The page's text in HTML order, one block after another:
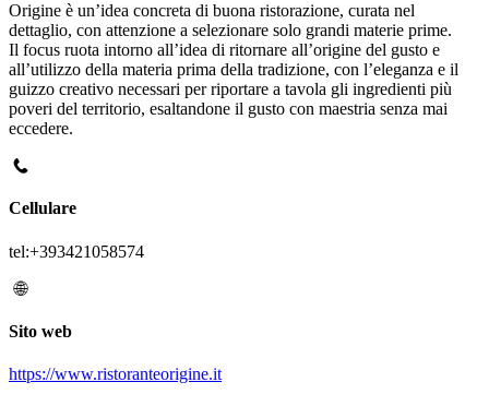
Origine è un’idea concreta di buona ristorazione, curata nel
dettaglio, con attenzione a selezionare solo grandi materie prime.
Il focus ruota intorno all’idea di ritornare all’origine del gusto e
all’utilizzo della materia prima della tradizione, con l’eleganza e il
guizzo creativo necessari per riportare a tavola gli ingredienti più
poveri del territorio, esaltandone il gusto con maestria senza mai
eccedere.
Cellulare
tel:+393421058574
Sito web
https://www.ristoranteorigine.it